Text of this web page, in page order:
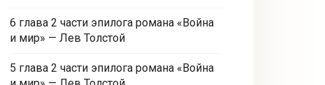
6 глава 2 части эпилога романа «Война
и мир» — Лев Толстой
5 глава 2 части эпилога романа «Война